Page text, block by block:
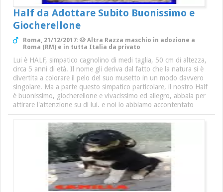
Half da Adottare Subito Buonissimo e
Giocherellone
Roma, 21/12/2017: 🐶 Altra Razza maschio in adozione a
Roma (RM) e in tutta Italia da privato
Lui è HALF, simpatico cagnolino di medi taglia, 50 cm di altezza,
circa 5 anni di età. Il nome gli deriva dal fatto che la natura si è
divertita a colorare il pelo del suo musetto in un modo davvero
singolare. Ma a parte questo simpatico particolare, il nostro Half
è buonissimo, giocherellone e vivacissimo ed allegro, abbaia per
attirare l'attenzione su di lui. e noi lo abbiamo accontentato